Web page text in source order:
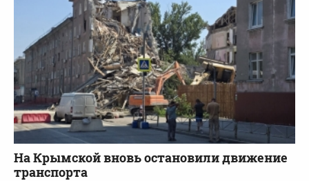
На Крымской вновь остановили движение
транспорта